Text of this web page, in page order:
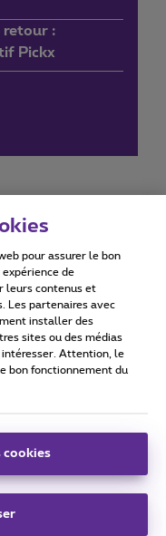
retour :
Pickx
statement
Bruxelles.
pour assurer le bon
de
leurs contenus et
Les partenaires avec
installer des
sites ou des médias
intéresser. Attention, le
bon fonctionnement du
cookies